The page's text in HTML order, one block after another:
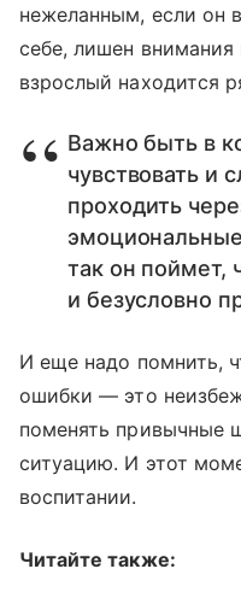
нежеланным, если он
себе, лишен
взрослый находится
Важно быть в
чувствовать и
проходить
так он поймет,
и безусловно
И еще надо помнить,
ошибки — это
поменять привычные
ситуацию. И этот
воспитании.
Читайте также: